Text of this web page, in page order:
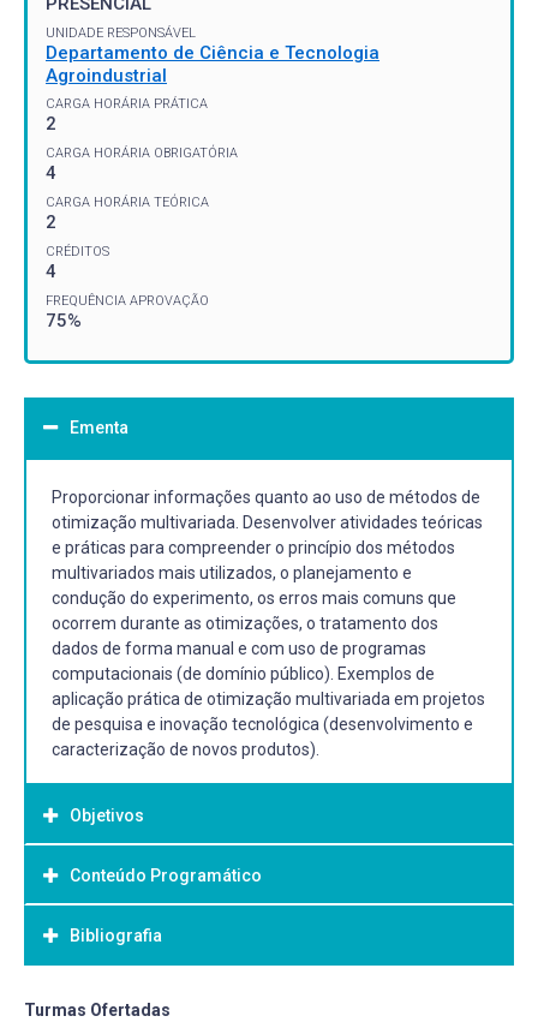
UNIDADE RESPONSÁVEL
Departamento de Ciência e Tecnologia
Agroindustrial
CARGA HORÁRIA PRÁTICA
2
CARGA HORÁRIA OBRIGATÓRIA
4
CARGA HORÁRIA TEÓRICA
2
CRÉDITOS
4
FREQUÊNCIA APROVAÇÃO
75%
Ementa
Proporcionar informações quanto ao uso de métodos de
otimização multivariada. Desenvolver atividades teóricas
e práticas para compreender o princípio dos métodos
multivariados mais utilizados, o planejamento e
condução do experimento, os erros mais comuns que
ocorrem durante as otimizações, o tratamento dos
dados de forma manual e com uso de programas
computacionais (de domínio público). Exemplos de
aplicação prática de otimização multivariada em projetos
de pesquisa e inovação tecnológica (desenvolvimento e
caracterização de novos produtos).
Objetivos
Objetivo Geral:
Capacitar alunos de pós-graduação em (1)
Planejamentos Multivariados Completos; (2)
Planejamentos Multivariados de Misturas; e (4) Execução
Conteúdo Programático
Bibliografia
Bibliografia Básica:
Turmas Ofertadas